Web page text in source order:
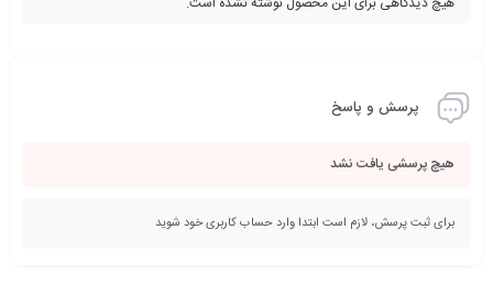
پرسش و پاسخ
هیچ پرسشی یافت نشد
برای ثبت پرسش، لازم است ابتدا وارد حساب کاربری خود شوید